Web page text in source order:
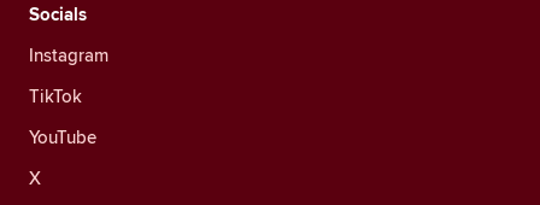
Socials
Instagram
TikTok
YouTube
X